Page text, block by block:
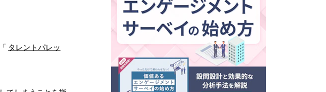
タレントパレッ